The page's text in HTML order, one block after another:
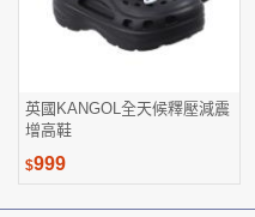
英國KANGOL全天候釋壓減震
增高鞋
$999